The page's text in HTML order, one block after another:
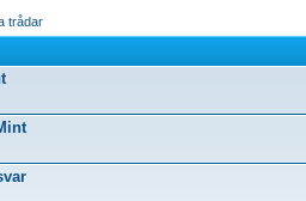
trådar